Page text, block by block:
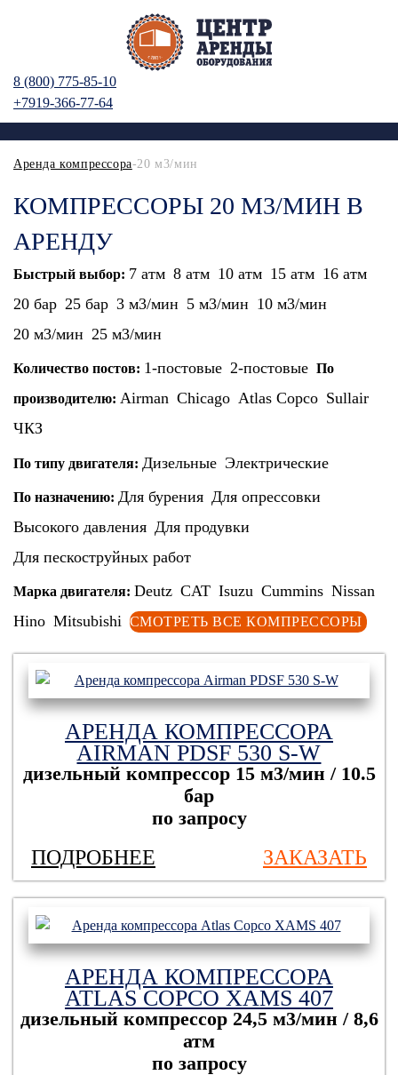
8 (800) 775-85-10
+7919-366-77-64
Аренда компрессора-20 м3/мин
КОМПРЕССОРЫ 20 М3/МИН В
АРЕНДУ
Быстрый выбор: 7 атм 8 атм 10 атм 15 атм 16 атм
20 бар 25 бар 3 м3/мин 5 м3/мин 10 м3/мин
20 м3/мин 25 м3/мин
Количество постов: 1-постовые 2-постовые По
производителю: Airman Chicago Atlas Copco Sullair
ЧКЗ
По типу двигателя: Дизельные Электрические
По назначению: Для бурения Для опрессовки
Высокого давления Для продувки
Для пескоструйных работ
Марка двигателя: Deutz CAT Isuzu Cummins Nissan
Hino Mitsubishi СМОТРЕТЬ ВСЕ КОМПРЕССОРЫ
АРЕНДА КОМПРЕССОРА
AIRMAN PDSF 530 S-W
дизельный компрессор 15 м3/мин / 10.5
бар
по запросу
ПОДРОБНЕЕ ЗАКАЗАТЬ
АРЕНДА КОМПРЕССОРА
ATLAS COPCO XAMS 407
дизельный компрессор 24,5 м3/мин / 8,6
атм
по запросу